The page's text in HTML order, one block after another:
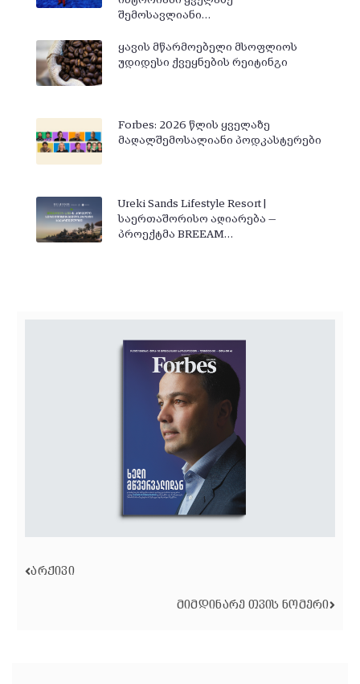
შემოსავლიანი…
ყავის მწარმოებელი მსოფლიოს
უდიდესი ქვეყნების რეიტინგი
Forbes: 2026 წლის ყველაზე
მაღალშემოსალიანი პოდკასტერები
Ureki Sands Lifestyle Resort |
საერთაშორისო აღიარება —
პროექტმა BREEAM…
ᲐᲠᲥᲘᲕᲘ
ᲛᲘᲛᲓᲘᲜᲐᲠᲔ ᲗᲕᲘᲡ ᲜᲝᲛᲔᲠᲘ